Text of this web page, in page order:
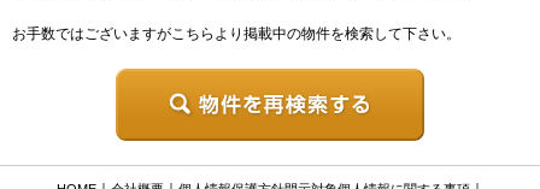
お手数ではございますがこちらより掲載中の物件を検索して下さい。